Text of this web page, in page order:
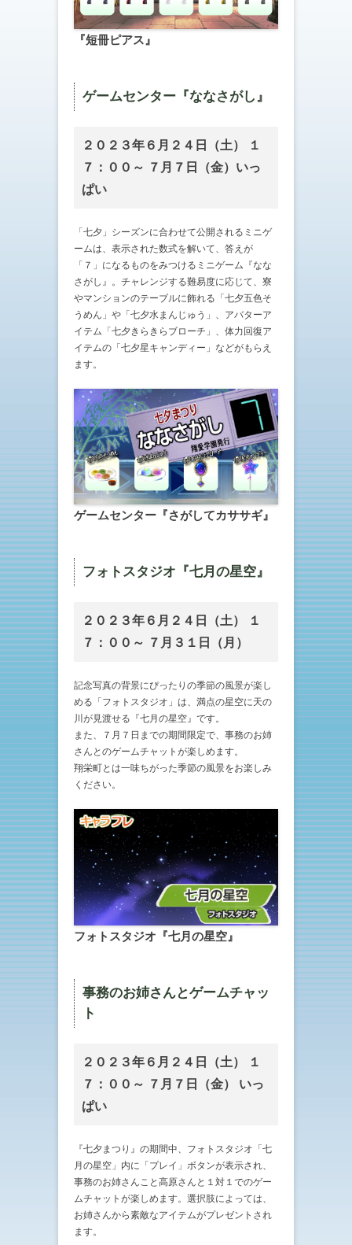
『短冊ピアス』
ゲームセンター『ななさがし』
２０２３年６月２４日（土） １
７：００～ ７月７日（金）いっ
ぱい
「七夕」シーズンに合わせて公開されるミニゲ
ームは、表示された数式を解いて、答えが
「７」になるものをみつけるミニゲーム『なな
さがし』。チャレンジする難易度に応じて、寮
やマンションのテーブルに飾れる「七夕五色そ
うめん」や「七夕水まんじゅう」、アバターア
イテム「七夕きらきらブローチ」、体力回復ア
イテムの「七夕星キャンディー」などがもらえ
ます。
ゲームセンター『さがしてカササギ』
フォトスタジオ『七月の星空』
２０２３年６月２４日（土） １
７：００～ ７月３１日（月）
記念写真の背景にぴったりの季節の風景が楽し
める「フォトスタジオ」は、満点の星空に天の
川が見渡せる『七月の星空』です。
また、７月７日までの期間限定で、事務のお姉
さんとのゲームチャットが楽しめます。
翔栄町とは一味ちがった季節の風景をお楽しみ
ください。
フォトスタジオ『七月の星空』
事務のお姉さんとゲームチャッ
ト
２０２３年６月２４日（土） １
７：００～ ７月７日（金） いっ
ぱい
『七夕まつり』の期間中、フォトスタジオ「七
月の星空」内に「プレイ」ボタンが表示され、
事務のお姉さんこと高原さんと１対１でのゲー
ムチャットが楽しめます。選択肢によっては、
お姉さんから素敵なアイテムがプレゼントされ
ます。